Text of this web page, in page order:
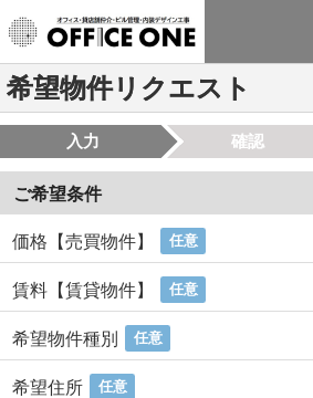
希望物件リクエスト
入力 確認
ご希望条件
価格【売買物件】 任意
賃料【賃貸物件】 任意
希望物件種別 任意
希望住所 任意